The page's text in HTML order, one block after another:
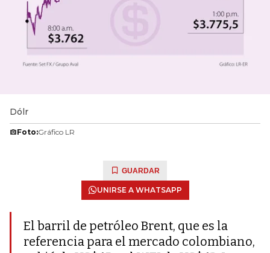
Dólr
Foto:Gráfico LR
GUARDAR
UNIRSE A WHATSAPP
El barril de petróleo Brent, que es la
referencia para el mercado colombiano,